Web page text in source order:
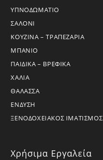
ΥΠΝΟΔΩΜΑΤΙΟ
ΣΑΛΟΝΙ
ΚΟΥΖΙΝΑ – ΤΡΑΠΕΖΑΡΙΑ
ΜΠΑΝΙΟ
ΠΑΙΔΙΚΑ – ΒΡΕΦΙΚΑ
ΧΑΛΙΑ
ΘΑΛΑΣΣΑ
ΕΝΔΥΣΗ
ΞΕΝΟΔΟΧΕΙΑΚΟΣ ΙΜΑΤΙΣΜΟΣ
Χρήσιμα Εργαλεία